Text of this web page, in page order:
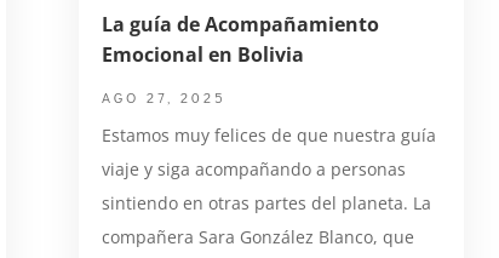
La guía de Acompañamiento
Emocional en Bolivia
AGO 27, 2025
Estamos muy felices de que nuestra guía
viaje y siga acompañando a personas
sintiendo en otras partes del planeta. La
compañera Sara González Blanco, que